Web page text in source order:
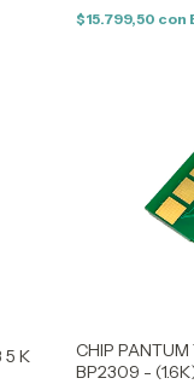
$15.799,50 con
5 K
CHIP
BP2309 -